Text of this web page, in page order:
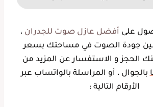
على أفضل عازل صوت للجدران ،
جودة الصوت في مساحتك بسعر
الحجز و الاستفسار عن المزيد من
بالجوال ، أو المراسلة بالواتساب عبر
الأرقام التالية :